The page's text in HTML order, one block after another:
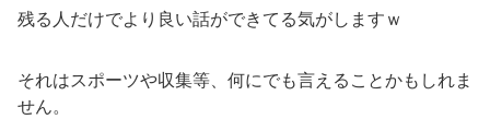
残る人だけでより良い話ができてる気がしますｗ
それはスポーツや収集等、何にでも言えることかもしれま
せん。